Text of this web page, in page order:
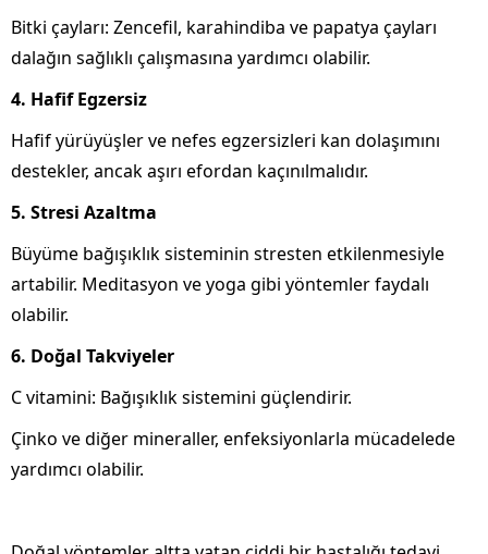
Bitki çayları: Zencefil, karahindiba ve papatya çayları
dalağın sağlıklı çalışmasına yardımcı olabilir.
4. Hafif Egzersiz
Hafif yürüyüşler ve nefes egzersizleri kan dolaşımını
destekler, ancak aşırı efordan kaçınılmalıdır.
5. Stresi Azaltma
Büyüme bağışıklık sisteminin stresten etkilenmesiyle
artabilir. Meditasyon ve yoga gibi yöntemler faydalı
olabilir.
6. Doğal Takviyeler
C vitamini: Bağışıklık sistemini güçlendirir.
Çinko ve diğer mineraller, enfeksiyonlarla mücadelede
yardımcı olabilir.